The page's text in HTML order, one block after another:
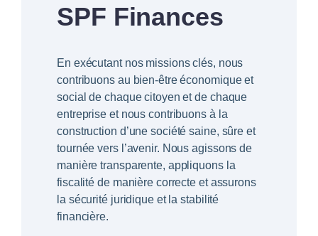
SPF Finances
En exécutant nos missions clés, nous
contribuons au bien-être économique et
social de chaque citoyen et de chaque
entreprise et nous contribuons à la
construction d’une société saine, sûre et
tournée vers l’avenir. Nous agissons de
manière transparente, appliquons la
fiscalité de manière correcte et assurons
la sécurité juridique et la stabilité
financière.